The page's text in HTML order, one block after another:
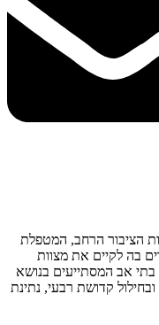
הציבור הרחב, המטפלת
בה לקיים את מצוות
אב המסתייעים בנושא
קדושת רבעי, נתינת